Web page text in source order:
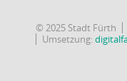
© 2025 Stadt Fürth
Umsetzung: